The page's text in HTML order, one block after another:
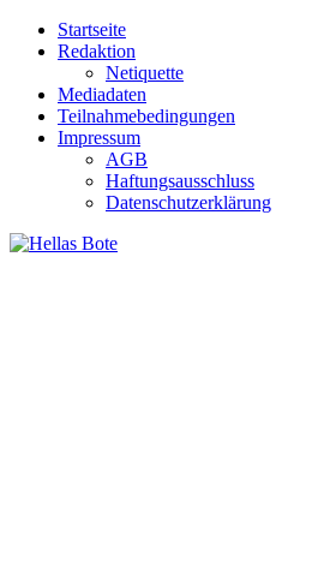
Zum
Inhalt
Startseite
Redaktion
Netiquette
Mediadaten
Teilnahmebedingungen
Impressum
AGB
Haftungsausschluss
Datenschutzerklärung